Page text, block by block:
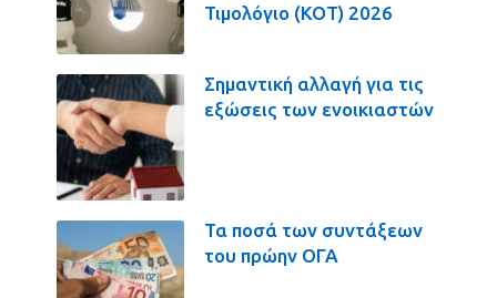
Τιμολόγιο (ΚΟΤ) 2026
Σημαντική αλλαγή για τις
εξώσεις των ενοικιαστών
Τα ποσά των συντάξεων
του πρώην ΟΓΑ